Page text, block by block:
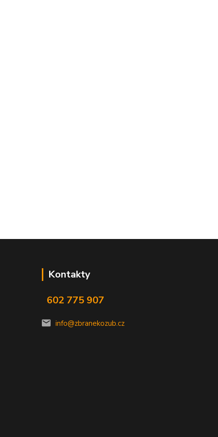
Kontakty
602 775 907
info@zbranekozub.cz